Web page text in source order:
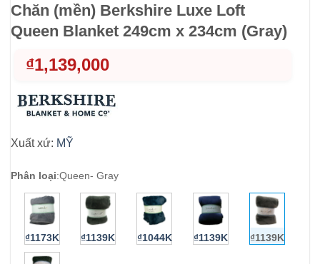
Chăn (mền) Berkshire Luxe Loft
Queen Blanket 249cm x 234cm (Gray)
₫1,139,000
Xuất xứ: MỸ
Phân loại:Queen- Gray
₫1173K ₫1139K ₫1044K ₫1139K ₫1139K